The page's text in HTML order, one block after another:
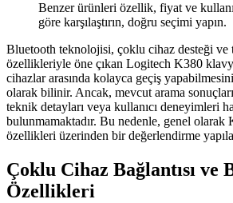
Benzer ürünleri özellik, fiyat ve
göre karşılaştırın, doğru seçimi yapın.
Bluetooth teknolojisi, çoklu cihaz desteği ve
özellikleriyle öne çıkan Logitech K380
cihazlar arasında kolayca geçiş
olarak bilinir. Ancak, mevcut arama
teknik detayları veya kullanıcı deneyimleri
bulunmamaktadır. Bu nedenle, genel
özellikleri üzerinden bir değerlendirme
Çoklu Cihaz Bağlantısı ve
Özellikleri